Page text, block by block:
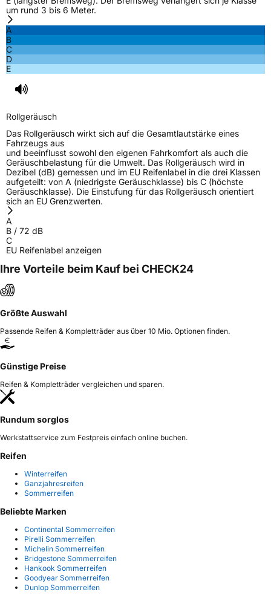
um rund 3 bis 6 Meter.
A
B
C
D
E
Rollgeräusch
Das Rollgeräusch wirkt sich auf die Gesamtlautstärke eines
Fahrzeugs aus
und beeinflusst sowohl den eigenen Fahrkomfort als auch die
Geräuschbelastung für die Umwelt. Das Rollgeräusch wird in
Dezibel (dB) gemessen und im EU Reifenlabel in die drei Klassen
aufgeteilt: von A (niedrigste Geräuschklasse) bis C (höchste
Geräuschklasse). Die Einstufung für das Rollgeräusch orientiert
sich an EU Grenzwerten.
A
B / 72 dB
C
EU Reifenlabel anzeigen
Ihre Vorteile beim Kauf bei CHECK24
Größte Auswahl
Passende Reifen & Kompletträder aus über 10 Mio. Optionen finden.
Günstige Preise
Reifen & Kompletträder vergleichen und sparen.
Rundum sorglos
Werkstattservice zum Festpreis einfach online buchen.
Reifen
Winterreifen
Ganzjahresreifen
Sommerreifen
Beliebte Marken
Continental Sommerreifen
Pirelli Sommerreifen
Michelin Sommerreifen
Bridgestone Sommerreifen
Hankook Sommerreifen
Goodyear Sommerreifen
Dunlop Sommerreifen